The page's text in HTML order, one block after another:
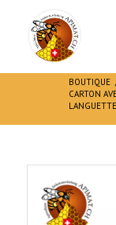
BOUTIQUE
CARTON